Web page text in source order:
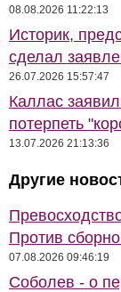
08.08.2026 11:22:13
Историк,
сделал
26.07.2026 15:57:47
Каллас
потерпеть
13.07.2026 21:13:36
Другие
Против
07.08.2026 09:46:19
Соболев - о